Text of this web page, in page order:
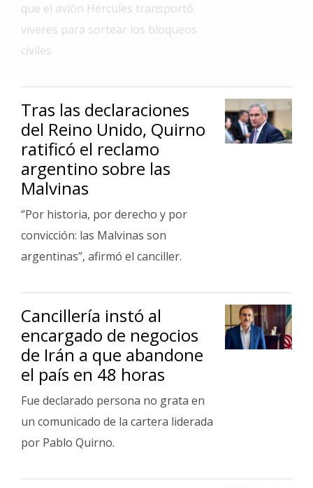
Fotos
de
Familia
que el avión Hércules transportó
víveres para sortear los bloqueos
civiles
Tras las declaraciones
del Reino Unido, Quirno
ratificó el reclamo
argentino sobre las
Malvinas
“Por historia, por derecho y por
convicción: las Malvinas son
argentinas”, afirmó el canciller.
Cancillería instó al
encargado de negocios
de Irán a que abandone
el país en 48 horas
Fue declarado persona no grata en
un comunicado de la cartera liderada
por Pablo Quirno.